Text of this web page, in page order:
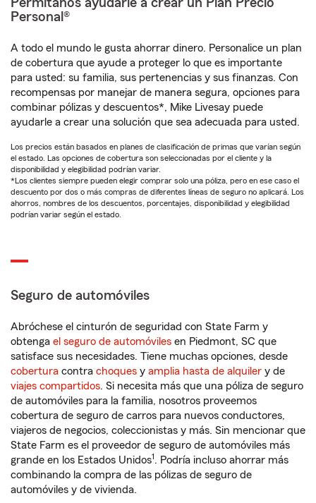
Permítanos ayudarle a crear un Plan Precio
Personal®
A todo el mundo le gusta ahorrar dinero. Personalice un plan
de cobertura que ayude a proteger lo que es importante
para usted: su familia, sus pertenencias y sus finanzas. Con
recompensas por manejar de manera segura, opciones para
combinar pólizas y descuentos*, Mike Livesay puede
ayudarle a crear una solución que sea adecuada para usted.
Los precios están basados en planes de clasificación de primas que varían según
el estado. Las opciones de cobertura son seleccionadas por el cliente y la
disponibilidad y elegibilidad podrían variar.
*Los clientes siempre pueden elegir comprar solo una póliza, pero en ese caso el
descuento por dos o más compras de diferentes líneas de seguro no aplicará. Los
ahorros, nombres de los descuentos, porcentajes, disponibilidad y elegibilidad
podrían variar según el estado.
Seguro de automóviles
Abróchese el cinturón de seguridad con State Farm y
obtenga el seguro de automóviles en Piedmont, SC que
satisface sus necesidades. Tiene muchas opciones, desde
cobertura contra choques y amplia hasta de alquiler y de
viajes compartidos. Si necesita más que una póliza de seguro
de automóviles para la familia, nosotros proveemos
cobertura de seguro de carros para nuevos conductores,
viajeros de negocios, coleccionistas y más. Sin mencionar que
State Farm es el proveedor de seguro de automóviles más
grande en los Estados Unidos1. Podría incluso ahorrar más
combinando la compra de las pólizas de seguro de
automóviles y de vivienda.